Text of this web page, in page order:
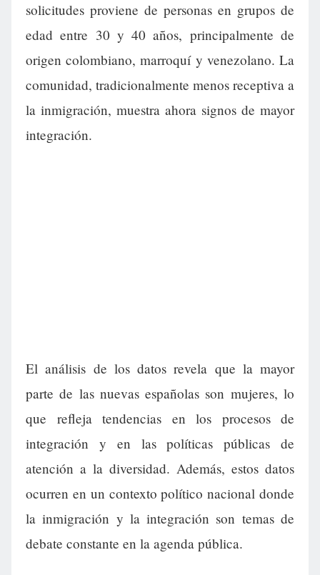
solicitudes proviene de personas en grupos de
edad entre 30 y 40 años, principalmente de
origen colombiano, marroquí y venezolano. La
comunidad, tradicionalmente menos receptiva a
la inmigración, muestra ahora signos de mayor
integración.
El análisis de los datos revela que la mayor
parte de las nuevas españolas son mujeres, lo
que refleja tendencias en los procesos de
integración y en las políticas públicas de
atención a la diversidad. Además, estos datos
ocurren en un contexto político nacional donde
la inmigración y la integración son temas de
debate constante en la agenda pública.